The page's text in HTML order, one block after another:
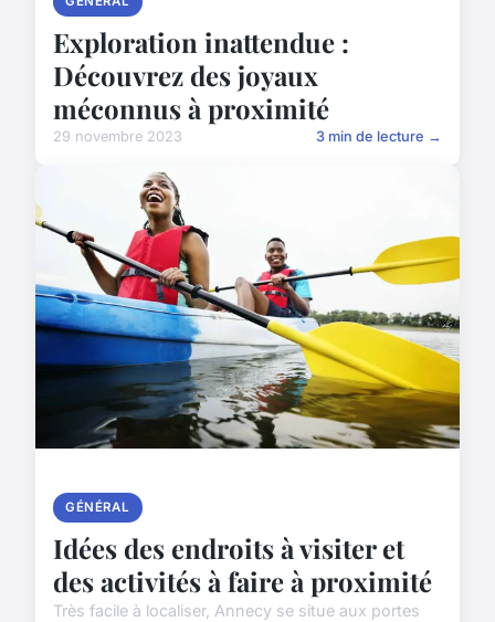
Exploration inattendue :
Découvrez des joyaux
méconnus à proximité
29 novembre 2023 3 min de lecture →
GÉNÉRAL
Idées des endroits à visiter et
des activités à faire à proximité
Très facile à localiser, Annecy se situe aux portes